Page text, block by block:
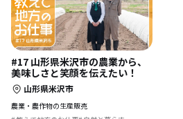
#17 山形県米沢市の農業から、
美味しさと笑顔を伝えたい！
山形県米沢市
農業・農作物の生産販売